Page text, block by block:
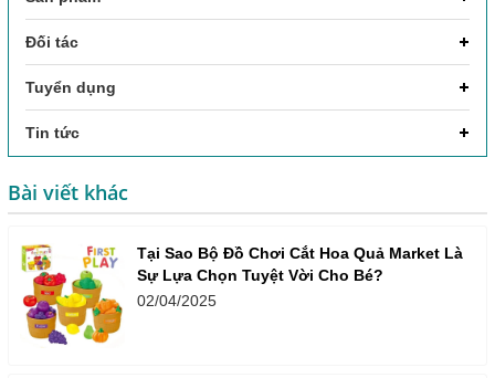
Đối tác
Tuyển dụng
Tin tức
Bài viết khác
Tại Sao Bộ Đồ Chơi Cắt Hoa Quả Market Là
Sự Lựa Chọn Tuyệt Vời Cho Bé?
02/04/2025